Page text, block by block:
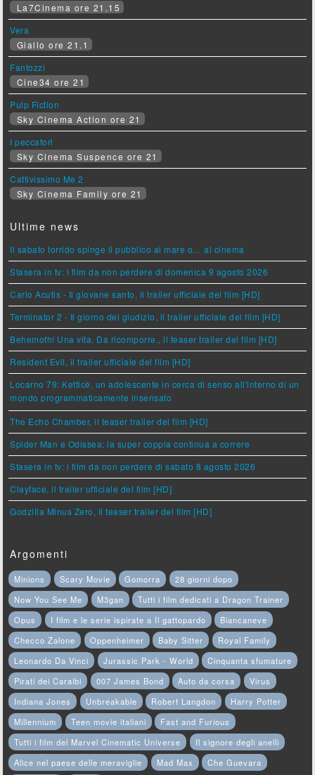
La7Cinema ore 21.15
Vera
Giallo ore 21.1
Fantozzi
Cine34 ore 21
Pulp Fiction
Sky Cinema Action ore 21
I peccatori
Sky Cinema Suspence ore 21
Cattivissimo Me 2
Sky Cinema Family ore 21
Ultime news
Il sabato torrido spinge il pubblico al mare o… al cinema
Stasera in tv: i film da non perdere di domenica 9 agosto 2026
Carlo Acutis - Il giovane santo, il trailer ufficiale del film [HD]
Terminator 2 - Il giorno del giudizio, il trailer ufficiale del film [HD]
Behemoth! Una vita. Da ricomporre., il teaser trailer del film [HD]
Resident Evil, il trailer ufficiale del film [HD]
Locarno 79: Ketticè, un adolescente in cerca di senso all'interno di un
mondo programmaticamente insensato
The Echo Chamber, il teaser trailer del film [HD]
Spider Man e Odissea: la super coppia continua a correre
Stasera in tv: i film da non perdere di sabato 8 agosto 2026
Clayface, il trailer ufficiale del film [HD]
Godzilla Minus Zero, il teaser trailer del film [HD]
Argomenti
Minions Scary Movie Gomorra
28 giorni dopo
Now You See Me
M3gan
Tutti i film dedicati a Dragon Trainer
Opus
I film e le serie ispirate a Il gattopardo
Biancaneve
Checco Zalone
Oppenheimer Baby Sitter
Royal Family
Leonardo Da Vinci
Jurassic Park - World
Cinquanta sfumature
Pirati dei Caraibi
007 James Bond Auto da corsa
Virus
Indiana Jones
Unbreakable Robert Langdon
Harry Potter
Millennium
Teen movie italiani
Fast and Furious
Tutti i film del Marvel Cinematic Universe
Il signore degli anelli
Alice nel paese delle meraviglie
Mad Max Che Guevara